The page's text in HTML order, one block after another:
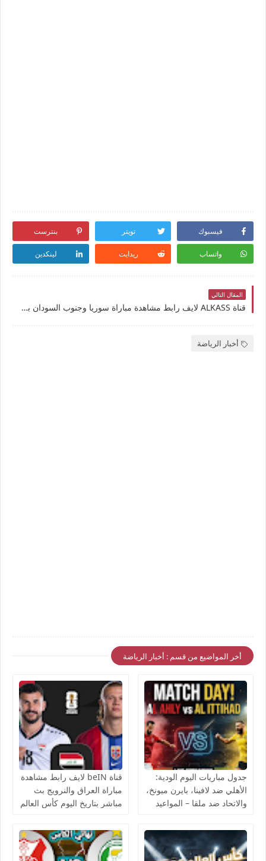
فيسبوك تويتر بنترست
واتساب ريدايت لينكدين
المقال التالي
قناة ALKASS لايف رابط مشاهدة مباراة سوريا وجنوب السودان بث مباشر بتاريخ 25-11-2025 كأس العرب يوتيوب بدون تقطيع
أخبار الرياضة
أخر المواضيع من قسم : أخبار الرياضة
جدول مباريات اليوم الودية:
الأهلي ضد لافينا، بايرن ميونخ،
والاتحاد ضد ملقا – المواعيد
قناة beIN لايف رابط مشاهدة
مباراة العراق والنرويج بث
مباشر بتاريخ اليوم كأس العالم